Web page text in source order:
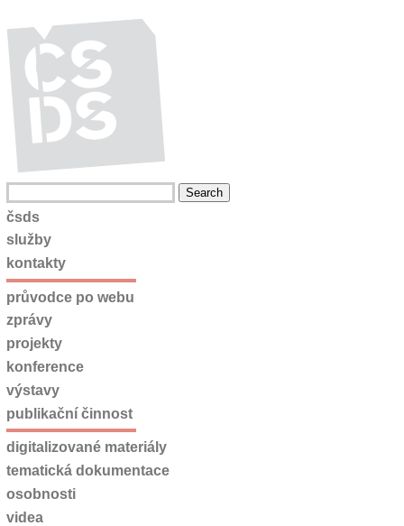
čsds
služby
kontakty
průvodce po webu
zprávy
projekty
konference
výstavy
publikační činnost
digitalizované materiály
tematická dokumentace
osobnosti
videa